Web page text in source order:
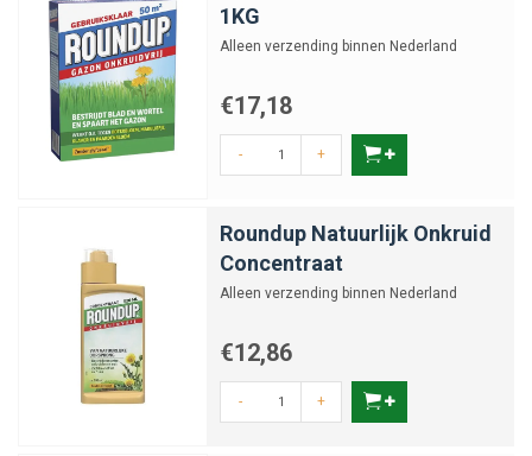
1KG
Alleen verzending binnen Nederland
€17,18
- +
Roundup Natuurlijk Onkruid
Concentraat
Alleen verzending binnen Nederland
€12,86
- +